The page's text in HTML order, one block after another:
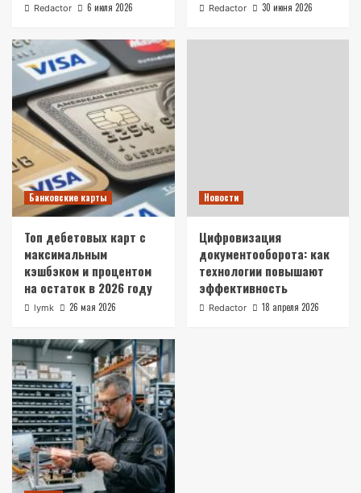
Redactor 6 июля 2026 Redactor 30 июня 2026
Банковские карты
Топ дебетовых карт с
максимальным
кэшбэком и процентом
на остаток в 2026 году
lymk 26 мая 2026
Новости
Цифровизация
документооборота: как
технологии повышают
эффективность
Redactor 18 апреля 2026